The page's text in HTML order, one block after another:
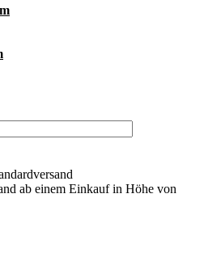
ab einem Einkauf in Höhe von